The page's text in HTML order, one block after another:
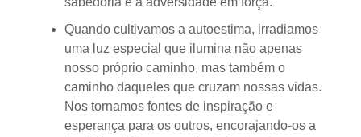
Quando cultivamos a autoestima, irradiamos
uma luz especial que ilumina não apenas
nosso próprio caminho, mas também o
caminho daqueles que cruzam nossas vidas.
Nos tornamos fontes de inspiração e
esperança para os outros, encorajando-os a